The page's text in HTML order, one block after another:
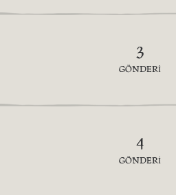
3
GÖNDERI
4
GÖNDERI